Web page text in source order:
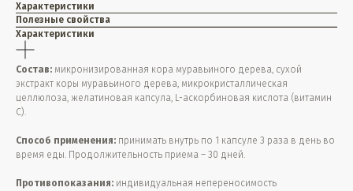
Характеристики
Полезные свойства
Характеристики
Состав: микронизированная кора муравьиного дерева, сухой
экстракт коры муравьиного дерева, микрокристаллическая
целлюлоза, желатиновая капсула, L-аскорбиновая кислота (витамин
С).
Способ применения: принимать внутрь по 1 капсуле 3 раза в день во
время еды. Продолжительность приема – 30 дней.
Противопоказания: индивидуальная непереносимость